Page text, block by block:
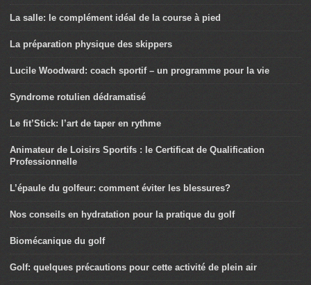
La salle: le complément idéal de la course à pied
La préparation physique des skippers
Lucile Woodward: coach sportif – un programme pour la vie
Syndrome rotulien dédramatisé
Le fit’Stick: l’art de taper en rythme
Animateur de Loisirs Sportifs : le Certificat de Qualification
Professionnelle
L’épaule du golfeur: comment éviter les blessures?
Nos conseils en hydratation pour la pratique du golf
Biomécanique du golf
Golf: quelques précautions pour cette activité de plein air